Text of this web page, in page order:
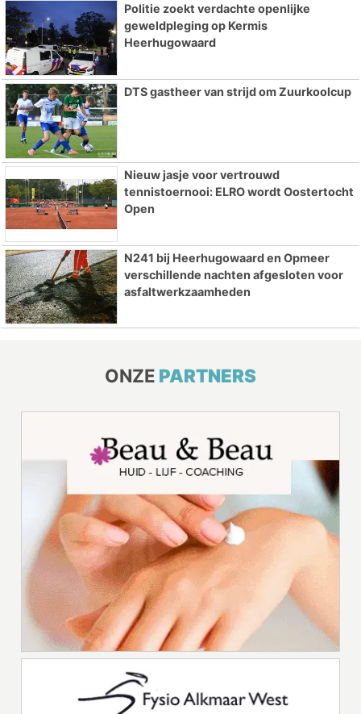
Politie zoekt verdachte openlijke
geweldpleging op Kermis
Heerhugowaard
DTS gastheer van strijd om Zuurkoolcup
Nieuw jasje voor vertrouwd
tennistoernooi: ELRO wordt Oostertocht
Open
N241 bij Heerhugowaard en Opmeer
verschillende nachten afgesloten voor
asfaltwerkzaamheden
ONZE PARTNERS